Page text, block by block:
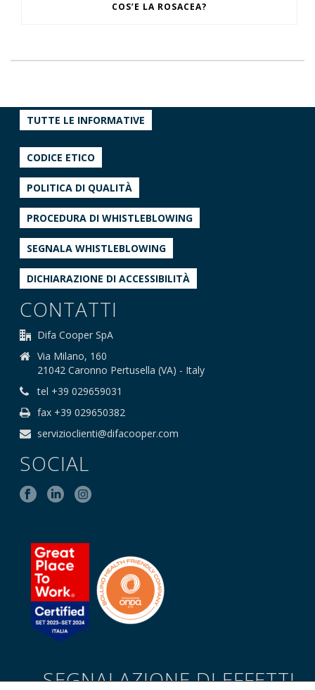
COS’E LA ROSACEA?
TUTTE LE INFORMATIVE
CODICE ETICO
POLITICA DI QUALITÀ
PROCEDURA DI WHISTLEBLOWING
SEGNALA WHISTLEBLOWING
DICHIARAZIONE DI ACCESSIBILITÀ
CONTATTI
Difa Cooper SpA
Via Milano, 160
21042 Caronno Pertusella (VA) - Italy
tel +39 029659031
fax +39 029650382
servizioclienti@difacooper.com
SOCIAL
SEGNALAZIONE DI EFFETTI